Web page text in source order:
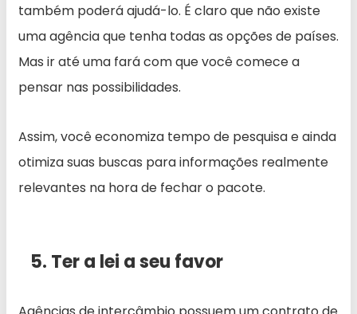
também poderá ajudá-lo. É claro que não existe
uma agência que tenha todas as opções de países.
Mas ir até uma fará com que você comece a
pensar nas possibilidades.
Assim, você economiza tempo de pesquisa e ainda
otimiza suas buscas para informações realmente
relevantes na hora de fechar o pacote.
5. Ter a lei a seu favor